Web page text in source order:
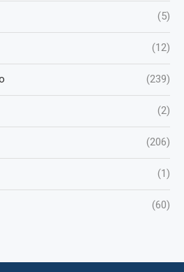
(5)
(12)
(239)
(2)
(206)
(1)
(60)